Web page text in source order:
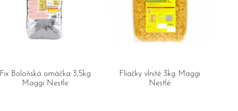
Fix Boloňská omáčka 3,5kg
Maggi Nestle
Fliačky vlnité 3kg Maggi
Nestlé